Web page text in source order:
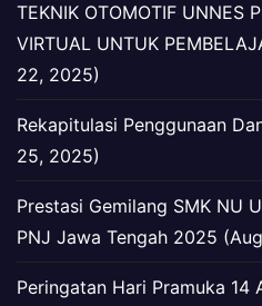
TEKNIK OTOMOTIF UNNES
VIRTUAL UNTUK
22, 2025)
Rekapitulasi Penggunaan
25, 2025)
Prestasi Gemilang SMK NU
PNJ Jawa Tengah 2025
Peringatan Hari Pramuka 14